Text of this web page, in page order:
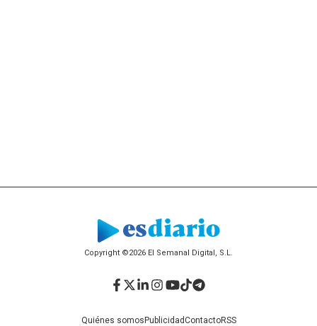
Copyright ©2026 El Semanal Digital, S.L.
Quiénes somosPublicidadContactoRSS
Facebook
Twitter
LinkedIn
Instagram
YouTube
TikTok
Telegram